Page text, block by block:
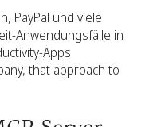
PayPal und viele
Anwendungsfälle in
Apps
that approach to